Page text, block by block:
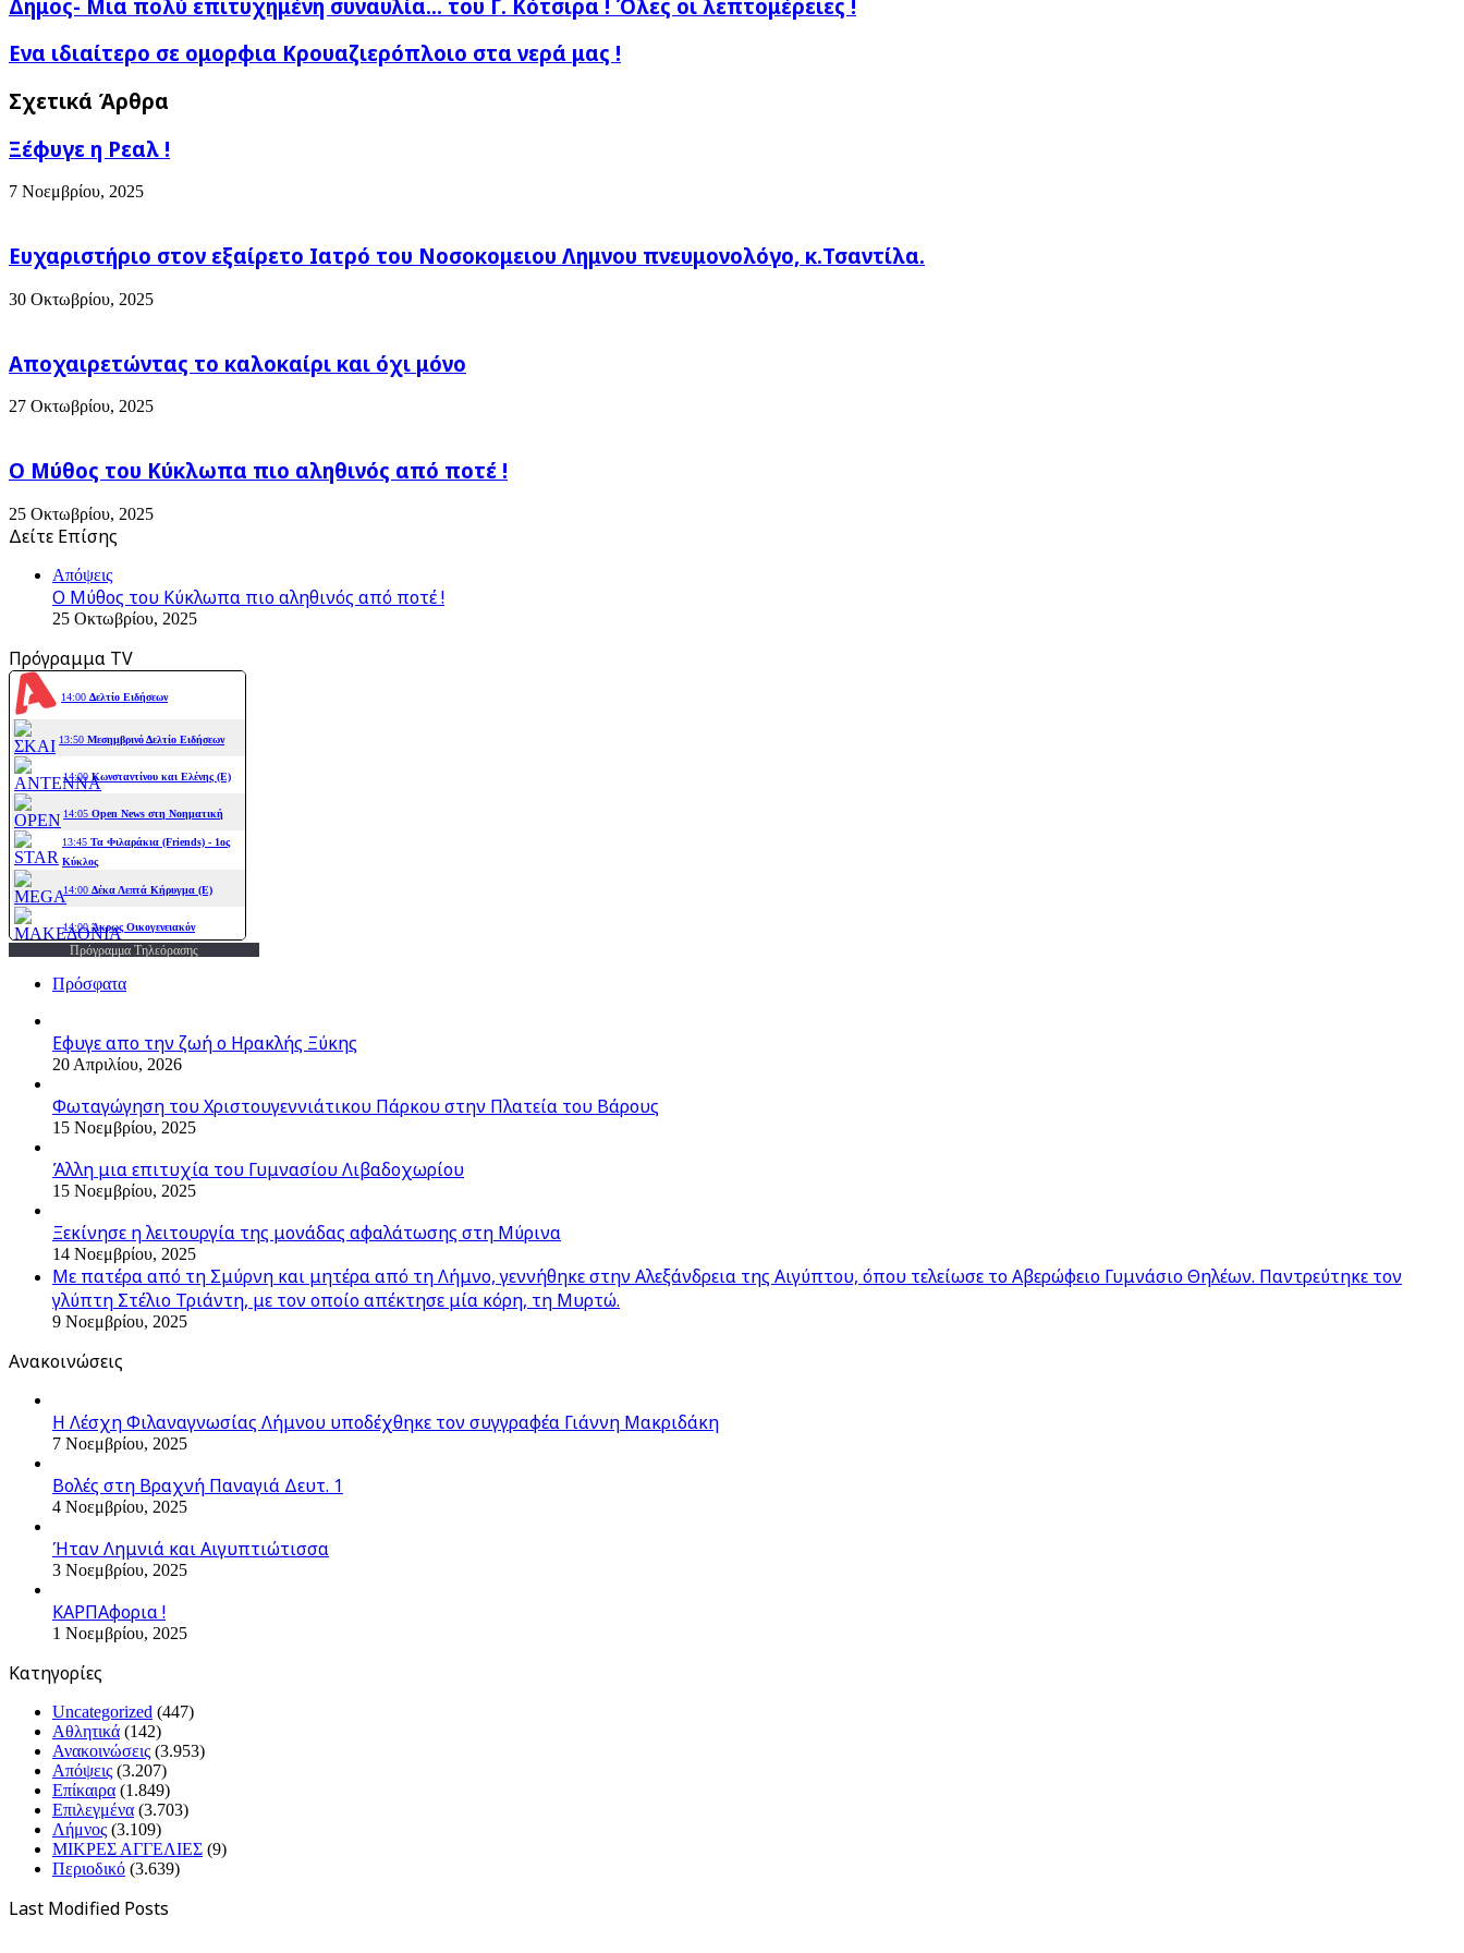
Μια
επιτυχημένη
του
Κότσιρα
!
οι
Δημος- Μια πολύ επιτυχημένη συναυλία... του Γ. Κότσιρα ! Όλες οι λεπτομέρειες !
Ενα
ιδιαίτερο
ομορφια
στα
νερά
μας
Ενα ιδιαίτερο σε ομορφια Κρουαζιερόπλοιο στα νερά μας !
Σχετικά Άρθρα
Ξέφυγε η Ρεαλ !
7 Νοεμβρίου, 2025
Ευχαριστήριο στον εξαίρετο Ιατρό του Νοσοκομειου Λημνου πνευμονολόγο, κ.Τσαντίλα.
30 Οκτωβρίου, 2025
Αποχαιρετώντας το καλοκαίρι και όχι μόνο
27 Οκτωβρίου, 2025
Ο Μύθος του Κύκλωπα πιο αληθινός από ποτέ !
25 Οκτωβρίου, 2025
Δείτε Επίσης
Απόψεις
Ο Μύθος του Κύκλωπα πιο αληθινός από ποτέ !
25 Οκτωβρίου, 2025
Πρόγραμμα TV
Πρόγραμμα Τηλεόρασης
Πρόσφατα
Εφυγε απο την ζωή o Ηρακλής Ξύκης
20 Απριλίου, 2026
Φωταγώγηση του Χριστουγεννιάτικου Πάρκου στην Πλατεία του Βάρους
15 Νοεμβρίου, 2025
Άλλη μια επιτυχία του Γυμνασίου Λιβαδοχωρίου
15 Νοεμβρίου, 2025
Ξεκίνησε η λειτουργία της μονάδας αφαλάτωσης στη Μύρινα
14 Νοεμβρίου, 2025
Με πατέρα από τη Σμύρνη και μητέρα από τη Λήμνο, γεννήθηκε στην Αλεξάνδρεια της Αιγύπτου, όπου τελείωσε το Αβερώφειο Γυμνάσιο Θηλέων. Παντρεύτηκε τον
γλύπτη Στέλιο Τριάντη, με τον οποίο απέκτησε μία κόρη, τη Μυρτώ.
9 Νοεμβρίου, 2025
Ανακοινώσεις
Η Λέσχη Φιλαναγνωσίας Λήμνου υποδέχθηκε τον συγγραφέα Γιάννη Μακριδάκη
7 Νοεμβρίου, 2025
Βολές στη Βραχνή Παναγιά Δευτ. 1
4 Νοεμβρίου, 2025
Ήταν Λημνιά και Αιγυπτιώτισσα
3 Νοεμβρίου, 2025
ΚΑΡΠΑφορια !
1 Νοεμβρίου, 2025
Kατηγορίες
Uncategorized (447)
Αθλητικά (142)
Ανακοινώσεις (3.953)
Απόψεις (3.207)
Επίκαιρα (1.849)
Επιλεγμένα (3.703)
Λήμνος (3.109)
ΜΙΚΡΕΣ ΑΓΓΕΛΙΕΣ (9)
Περιοδικό (3.639)
Last Modified Posts